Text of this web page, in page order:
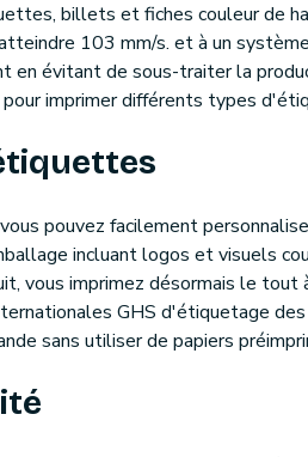
billets et fiches couleur de
103 mm/s. et à un
en évitant de sous-traiter la
pour imprimer différents types
pouvez facilement
incluant logos et visuels
vous imprimez désormais le tout
GHS d'étiquetage
sans utiliser de papiers